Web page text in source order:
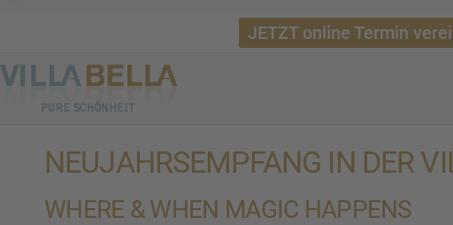
JETZT online Termin
NEUJAHRSEMPFANG IN DER
WHERE & WHEN MAGIC HAPPENS